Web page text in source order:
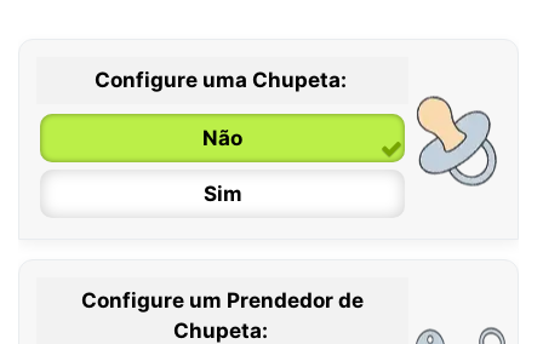
Configure uma Chupeta:
Não
Sim
0 / 6 meses
Configure um Prendedor de
Chupeta: